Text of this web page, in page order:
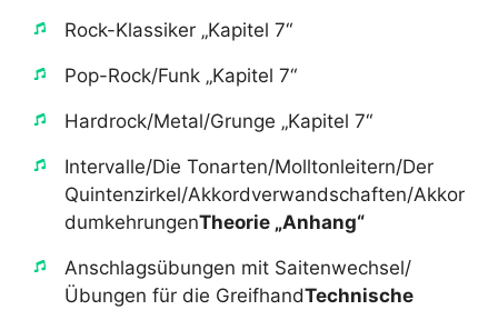
​Rock-Klassiker „Kapitel 7“
​Pop-Rock/Funk „Kapitel 7“
​Hardrock/Metal/Grunge „Kapitel 7“
​Intervalle/Die Tonarten/Molltonleitern/Der
Quintenzirkel/Akkordverwandschaften/Akkor
dumkehrungen​Theorie „Anhang“
​Anschlagsübungen mit Saitenwechsel/
Übungen für die Greifhand​Technische